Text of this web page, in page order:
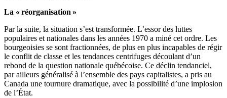
La « réorganisation »
Par la suite, la situation s’est transformée. L’essor des luttes
populaires et nationales dans les années 1970 a miné cet ordre. Les
bourgeoisies se sont fractionnées, de plus en plus incapables de régir
le conflit de classe et les tendances centrifuges découlant d’un
rebond de la question nationale québécoise. Ce déclin tendanciel,
par ailleurs généralisé à l’ensemble des pays capitalistes, a pris au
Canada une tournure dramatique, avec la possibilité d’une implosion
de l’État.